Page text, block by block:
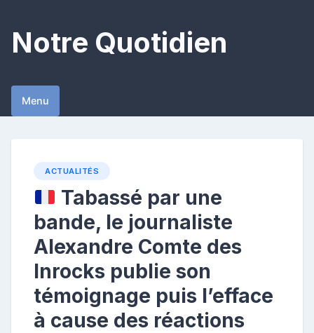
content
Notre Quotidien
Menu
ACTUALITÉS
Tabassé par une
bande, le journaliste
Alexandre Comte des
Inrocks publie son
témoignage puis l’efface
à cause des réactions